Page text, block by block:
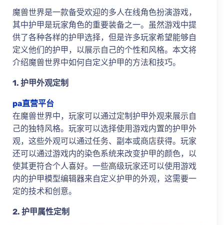
魔兽世界是一款备受欢迎的多人在线角色扮演游戏，
其中护甲是玩家角色的重要装备之一。虽然游戏中提
供了各种各样的护甲选择，但是许多玩家希望能够自
定义他们的护甲，以展示自己的个性和风格。本文将
介绍魔兽世界中如何自定义护甲的方法和技巧。
1. 护甲外观定制
pa直营平台
在魔兽世界中，玩家可以通过定制护甲外观来展示自
己的独特风格。玩家可以选择使用游戏内置的护甲外
观，这些外观可以通过任务、副本或商店获得。玩家
还可以通过游戏内的染色系统来改变护甲的颜色，以
使其更符合个人喜好。一些高级玩家还可以使用游戏
内的护甲模型编辑器来自定义护甲的外观，这需要一
定的技术和创意。
2. 护甲属性定制